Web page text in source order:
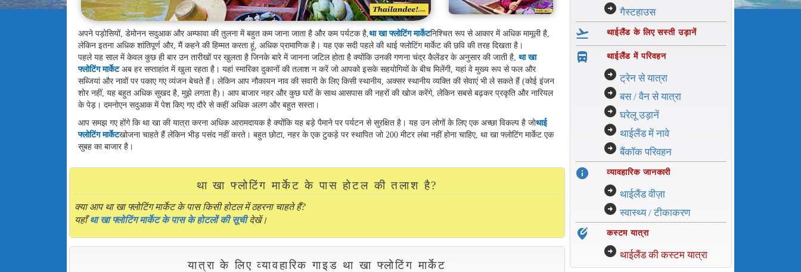
अपने पड़ोसियों, डेमोनन सदुआक और अम्फावा की तुलना में बहुत कम जाना जाता है और कम पर्यटक है,था खा फ्लोटिंग मार्केटनिश्चित रूप से आकार में अधिक मामूली है,
लेकिन इतना अधिक शांतिपूर्ण और, मैं कहने की हिम्मत करता हूं, अधिक प्रामाणिक है। यह एक सदी पहले की थाई फ्लोटिंग मार्केट की छवि की तरह दिखता है।
पहले यह साल में केवल कुछ ही बार उन तारीखों पर खुलता है जिनके बारे में जानना जटिल होता है क्योंकि उनकी गणना चंद्र कैलेंडर के अनुसार की जाती है,था खा
फ्लोटिंग मार्केटअब हर सप्ताहांत में खुला रहता है। यहां स्मारिका दुकानों की तलाश न करें जो आपको इसके सहयोगियों के बीच मिलेंगी, यहां वे मुख्य रूप से फल और
सब्जियां और नावों पर पकाए गए व्यंजन बेचते हैं। लेकिन आप नौकायन नाव की सवारी के लिए किसी स्थानीय, अक्सर स्थानीय व्यक्ति की सेवाएं भी ले सकते हैं (कोई इंजन
शोर नहीं, यह बहुत अधिक सुखद है, मुझे लगता है)। आप बाजार नहर और कुछ घरों के साथ आसपास की नहरों की खोज करेंगे, लेकिन सबसे बढ़कर प्रकृति और नारियल
के पेड़। दमनोएन सदुआक में पेश किए गए दौरे से कहीं अधिक अलग और बहुत सस्ता।
आप समझ गए होंगे कि था खा की यात्रा करना अधिक आरामदायक है क्योंकि यह बड़े पैमाने पर पर्यटन से सुरक्षित है। यह उन लोगों के लिए एक अच्छा विकल्प है जोथाई
फ्लोटिंग मार्केटखोजना चाहते हैं लेकिन भीड़ पसंद नहीं करते। बहुत छोटा, नहर के एक टुकड़े पर स्थापित जो 200 मीटर लंबा नहीं होना चाहिए, था खा फ्लोटिंग मार्केट एक
सुबह का बाजार है।
था खा फ्लोटिंग मार्केट के पास होटल की तलाश है?
क्या आप था खा फ्लोटिंग मार्केट के पास किसी होटल में ठहरना चाहते हैं?
यहाँथा खा फ्लोटिंग मार्केट के पास के होटलों की सूचीदेखें।
यात्रा के लिए व्यावहारिक गाइड था खा फ्लोटिंग मार्केट
arrow_circle_right गैस्टहाउस
flight_takeoff थाईलैंड के लिए सस्ती उड़ानें
directions_bus_filled थाईलैंड में परिवहन
arrow_circle_right ट्रेन से यात्रा
arrow_circle_right बस / वैन से यात्रा
arrow_circle_right घरेलू उड़ानें
arrow_circle_right थाईलैंड में नावे
arrow_circle_right बैंकॉक परिवहन
info व्यावहारिक जानकारी
arrow_circle_right थाईलैंड वीज़ा
arrow_circle_right स्वास्थ्य / टीकाकरण
edit_location_alt कस्टम यात्रा
arrow_circle_right थाईलैंड की कस्टम यात्रा